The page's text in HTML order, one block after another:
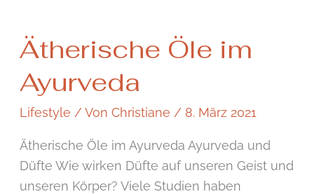
Ätherische Öle im
Ayurveda
Lifestyle / VonChristiane/ 8. März 2021
Ätherische Öle im Ayurveda Ayurveda und
Düfte Wie wirken Düfte auf unseren Geist und
unseren Körper? Viele Studien haben
Ätherische
Öle
Ayurveda